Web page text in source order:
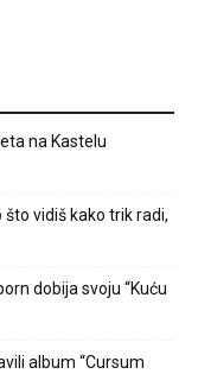
na Kastelu
vidiš kako trik radi,
dobija svoju “Kuću
album “Cursum